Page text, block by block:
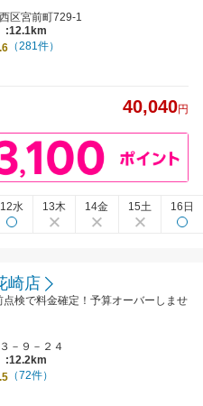
区宮前町729-1
:12.1km
（281件）
40,040円
12水 13木 14金 15土 16日
崎店
検で料金確定！予算オーバーしませ
－９－２４
:12.2km
（72件）